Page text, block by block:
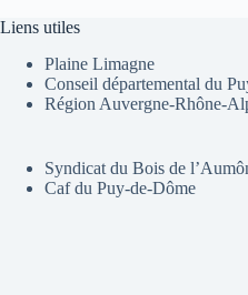
Liens utiles
Plaine Limagne
Conseil départemental du
Région Auvergne-Rhône-
Syndicat du Bois de
Caf du Puy-de-Dôme